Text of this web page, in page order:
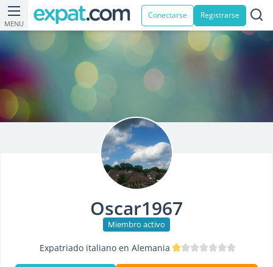
MENU
Conectarse Registrarse
Oscar1967
Miembro activo
Expatriado italiano en Alemania